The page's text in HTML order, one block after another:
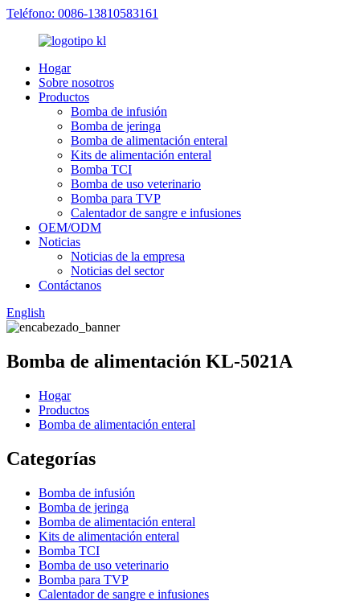
Teléfono: 0086-13810583161
Hogar
Sobre nosotros
Productos
Bomba de infusión
Bomba de jeringa
Bomba de alimentación enteral
Kits de alimentación enteral
Bomba TCI
Bomba de uso veterinario
Bomba para TVP
Calentador de sangre e infusiones
OEM/ODM
Noticias
Noticias de la empresa
Noticias del sector
Contáctanos
English
Bomba de alimentación KL-5021A
Hogar
Productos
Bomba de alimentación enteral
Categorías
Bomba de infusión
Bomba de jeringa
Bomba de alimentación enteral
Kits de alimentación enteral
Bomba TCI
Bomba de uso veterinario
Bomba para TVP
Calentador de sangre e infusiones